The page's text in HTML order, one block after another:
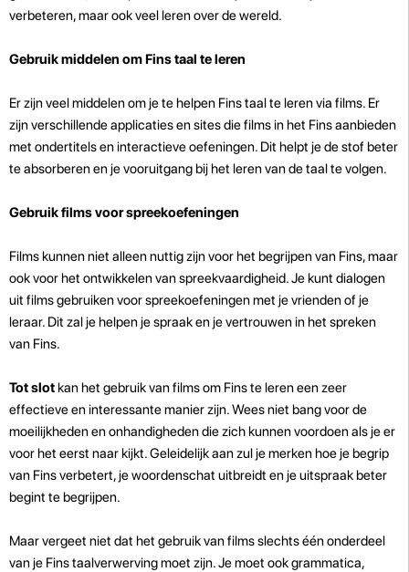
verbeteren, maar ook veel leren over de wereld.
Gebruik middelen om Fins taal te leren
Er zijn veel middelen om je te helpen Fins taal te leren via films. Er
zijn verschillende applicaties en sites die films in het Fins aanbieden
met ondertitels en interactieve oefeningen. Dit helpt je de stof beter
te absorberen en je vooruitgang bij het leren van de taal te volgen.
Gebruik films voor spreekoefeningen
Films kunnen niet alleen nuttig zijn voor het begrijpen van Fins, maar
ook voor het ontwikkelen van spreekvaardigheid. Je kunt dialogen
uit films gebruiken voor spreekoefeningen met je vrienden of je
leraar. Dit zal je helpen je spraak en je vertrouwen in het spreken
van Fins.
Tot slotkan het gebruik van films om Fins te leren een zeer
effectieve en interessante manier zijn. Wees niet bang voor de
moeilijkheden en onhandigheden die zich kunnen voordoen als je er
voor het eerst naar kijkt. Geleidelijk aan zul je merken hoe je begrip
van Fins verbetert, je woordenschat uitbreidt en je uitspraak beter
begint te begrijpen.
Maar vergeet niet dat het gebruik van films slechts één onderdeel
van je Fins taalverwerving moet zijn. Je moet ook grammatica,